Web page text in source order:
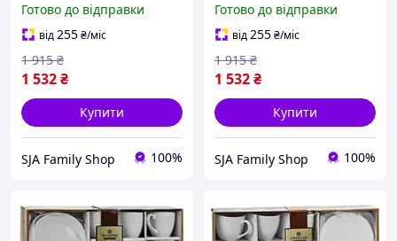
порцеляна, білий сервіз
для кави подарунковий
Готово до відправки
від255₴/міс
1 532₴
1 915 ₴
Купити
SJA Family Shop 100%
порцеляна, рожевий
сервіз для кави
подарунковий хіт
продажів
Готово до відправки
від255₴/міс
1 532₴
1 915 ₴
Купити
SJA Family Shop 100%